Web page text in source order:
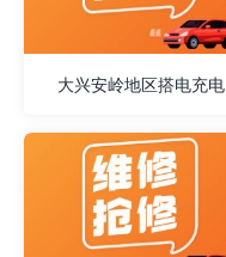
大兴安岭地区搭电充电